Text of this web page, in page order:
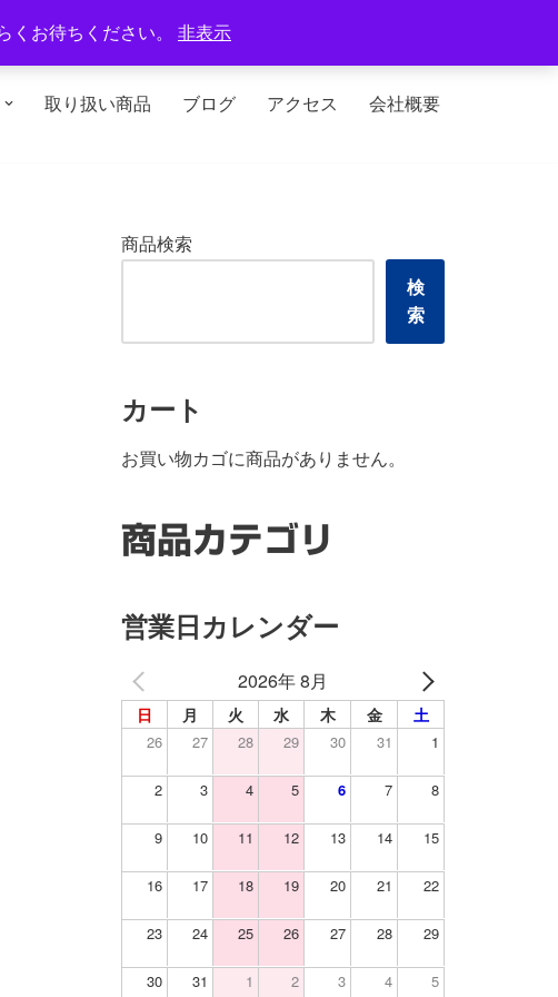
くお待ちください。 非表示
後6時 定休日：火曜日、水曜日
取り扱い商品 ブログ アクセス 会社概要
商品検索
検
索
カート
お買い物カゴに商品がありません。
商品カテゴリ
営業日カレンダー
2026年 8月
日 月 火 水 木 金 土
26 27 28 29 30 31 1
2 3 4 5 6 7 8
9 10 11 12 13 14 15
16 17 18 19 20 21 22
23 24 25 26 27 28 29
30 31 1 2 3 4 5